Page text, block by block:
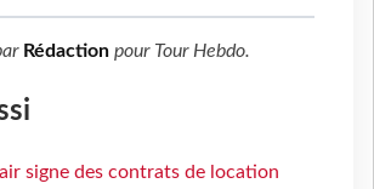
Rédaction pour Tour Hebdo.
signe des contrats de location